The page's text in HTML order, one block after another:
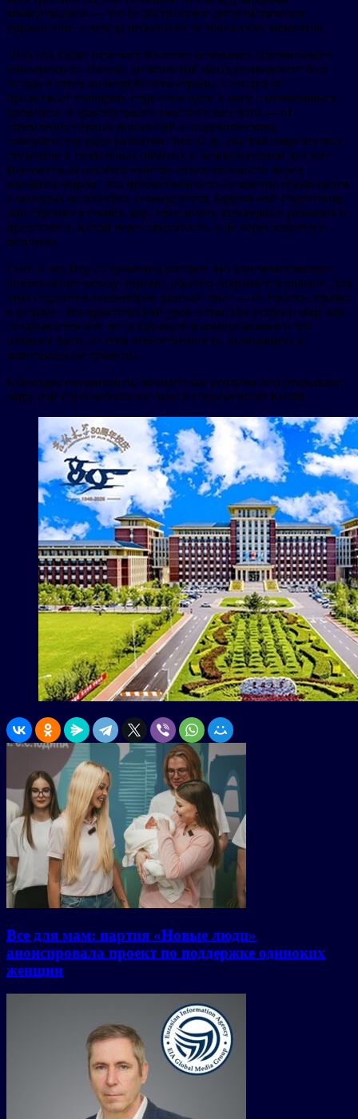
коммуникация — это не абстрактное дипломатическое
упражнение, а череда небольших человеческих моментов.
2026 год также отмечает 80-летие основания Цзилиньского
университета. Восемь десятилетий назад университет был
создан в ответ на потребности страны. Сегодня он
продолжает поощрять студентов идти в ногу с меняющимся
временем. Характер такого участия изменился — от
стремления первых поколений к академическому
совершенству ради развития страны до участия современных
студентов в глобальных обменах и межкультурном диалоге.
Неизменным остаётся чувство ответственности перед
внешним миром. Эта преемственность незаметно проявляется
в молодых волонтёрах университета. Будучи ещё студентами,
они стремятся понять мир, преодолеть культурные различия и
представить Китай через открытость, а не через защитную
позицию.
Снег и лёд Игр со временем растают. Но взаимопонимание,
возникающее между людьми, обычно сохраняется дольше. Для
этих студентов-волонтёров данный опыт — не просто строчка
в резюме. Это практический урок о том, как устроен мир, как
складывается или не складывается коммуникация и что
означает брать на себя ответственность, выходящую за
национальные границы.
Благодаря ежедневным, незаметным усилиям они открывают
миру ещё одно небольшое окно в современный Китай.
Все для мам: партия «Новые люди»
анонсировала проект по поддержке одиноких
женщин